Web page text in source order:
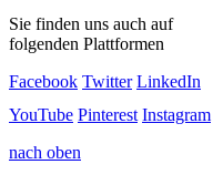
Sie finden uns auch auf
folgenden Plattformen
Facebook Twitter LinkedIn
YouTube Pinterest Instagram
nach oben